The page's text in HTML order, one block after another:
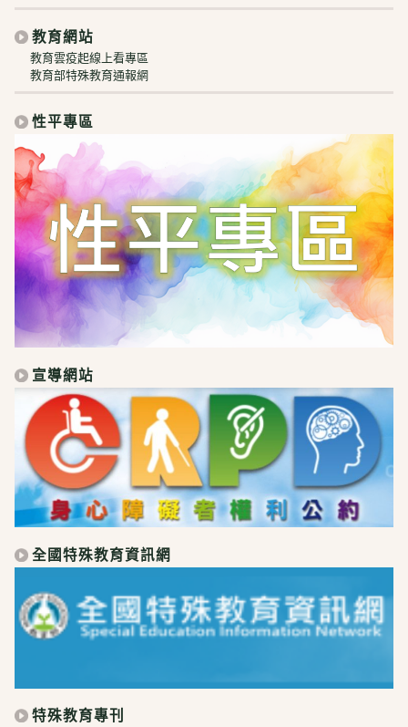
教育網站
教育雲疫起線上看專區
教育部特殊教育通報網
性平專區
宣導網站
全國特殊教育資訊網
特殊教育專刊